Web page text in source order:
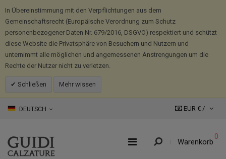
In Übereinstimmung mit den Verpflichtungen aus dem
Gemeinschaftsrecht (Europäische Verordnung zum Schutz
personenbezogener Daten Nr. 679/2016, DSGVO) respektiert und schützt
diese Website die Privatsphäre von Besuchern und Nutzern und
unternimmt alle möglichen und angemessenen Anstrengungen um die
Rechte der Nutzer nicht zu verletzen.
Schließen Mehr wissen
DEUTSCH EUR € /
Warenkorb
0